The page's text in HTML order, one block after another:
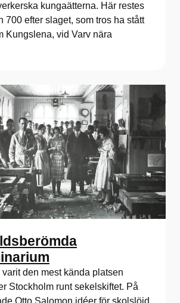
kungaätterna. Här restes
700 efter slaget, som tros ha stått
Kungslena, vid Varv nära
den mest kända platsen
Stockholm runt sekelskiftet. På
Otto Salomon idéer för skolslöjd